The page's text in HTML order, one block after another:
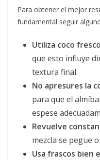
Para obtener el mejor
fundamental seguir
Utiliza coco
que esto influye
textura final.
No apresures la
para que el
espese
Revuelve
mezcla se pegue
Usa frascos bien